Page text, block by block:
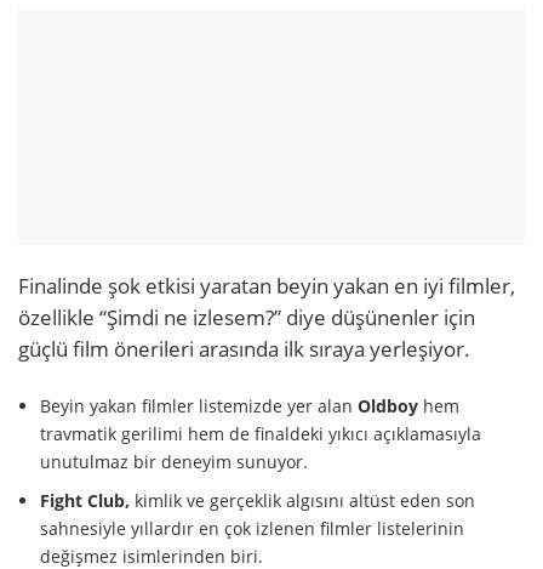
Finalinde şok etkisi yaratan beyin yakan en iyi filmler,
özellikle “Şimdi ne izlesem?” diye düşünenler için
güçlü film önerileri arasında ilk sıraya yerleşiyor.
Beyin yakan filmler listemizde yer alanOldboy hem
travmatik gerilimi hem de finaldeki yıkıcı açıklamasıyla
unutulmaz bir deneyim sunuyor.
Fight Club, kimlik ve gerçeklik algısını altüst eden son
sahnesiyle yıllardır en çok izlenen filmler listelerinin
değişmez isimlerinden biri.